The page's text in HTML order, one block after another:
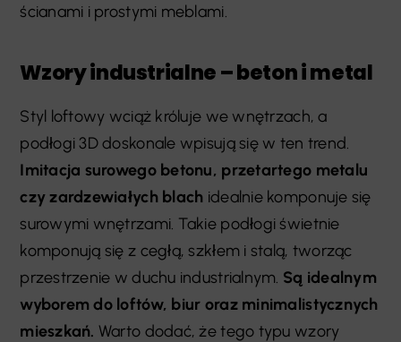
ścianami i prostymi meblami.
Wzory industrialne – beton i metal
Styl loftowy wciąż króluje we wnętrzach, a
podłogi 3D doskonale wpisują się w ten trend.
Imitacja surowego betonu, przetartego metalu
czy zardzewiałych blach idealnie komponuje się
surowymi wnętrzami. Takie podłogi świetnie
komponują się z cegłą, szkłem i stalą, tworząc
przestrzenie w duchu industrialnym. Są idealnym
wyborem do loftów, biur oraz minimalistycznych
mieszkań. Warto dodać, że tego typu wzory